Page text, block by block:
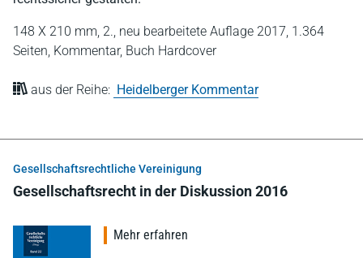
148 X 210 mm, 2., neu bearbeitete Auflage 2017, 1.364
Seiten, Kommentar, Buch Hardcover
aus der Reihe: Heidelberger Kommentar
Gesellschaftsrechtliche Vereinigung
Gesellschaftsrecht in der Diskussion 2016
Mehr erfahren